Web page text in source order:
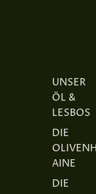
UNSER
ÖL &
LESBOS
DIE
AINE
DIE